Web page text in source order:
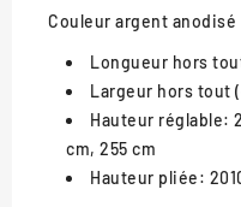
Couleur argent anodisé
Longueur hors
Largeur hors tout
Hauteur réglable:
cm, 255 cm
Hauteur pliée: